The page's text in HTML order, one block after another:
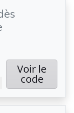
Voir le
code